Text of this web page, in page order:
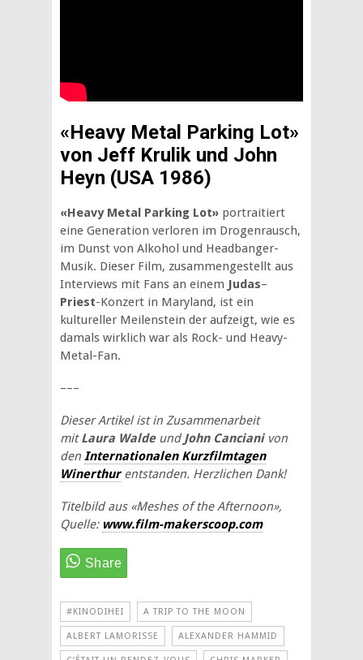
«Heavy Metal Parking Lot»
von Jeff Krulik und John
Heyn (USA 1986)
«Heavy Metal Parking Lot» portraitiert
eine Generation verloren im Drogenrausch,
im Dunst von Alkohol und Headbanger-
Musik. Dieser Film, zusammengestellt aus
Interviews mit Fans an einem Judas–
Priest-Konzert in Maryland, ist ein
kultureller Meilenstein der aufzeigt, wie es
damals wirklich war als Rock- und Heavy-
Metal-Fan.
–––
Dieser Artikel ist in Zusammenarbeit
mitLaura WaldeundJohn Cancianivon
den Internationalen Kurzfilmtagen
Winerthurentstanden. Herzlichen Dank!
Titelbild aus «Meshes of the Afternoon»,
Quelle: www.film-makerscoop.com
#KINODIHEI A TRIP TO THE MOON
ALBERT LAMORISSE ALEXANDER HAMMID